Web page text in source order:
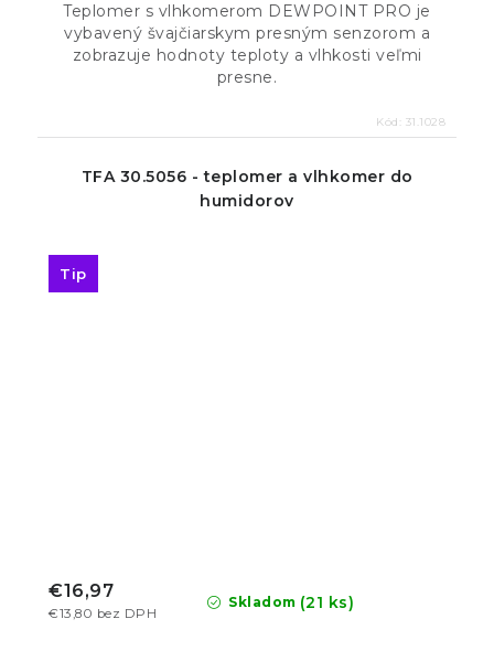
Teplomer s vlhkomerom DEWPOINT PRO je
vybavený švajčiarskym presným senzorom a
zobrazuje hodnoty teploty a vlhkosti veľmi
presne.
Kód: 31.1028
TFA 30.5056 - teplomer a vlhkomer do
humidorov
Tip
Skladom (21 ks)
€13,80 bez DPH
€16,97